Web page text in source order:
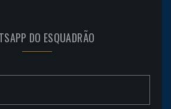
DO ESQUADRÃO